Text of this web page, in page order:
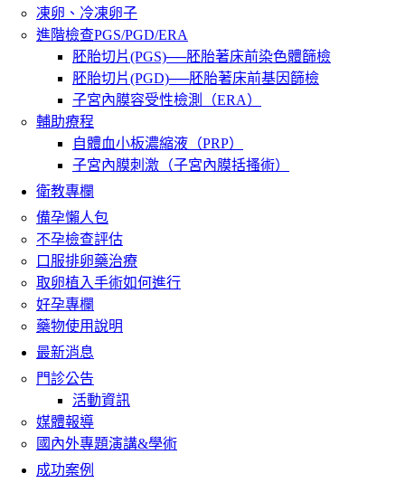
凍卵、冷凍卵子
進階檢查PGS/PGD/ERA
胚胎切片(PGS)──胚胎著床前染色體篩檢
胚胎切片(PGD)──胚胎著床前基因篩檢
子宮內膜容受性檢測（ERA）
輔助療程
自體血小板濃縮液（PRP）
子宮內膜刺激（子宮內膜括搔術）
衛教專欄
備孕懶人包
不孕檢查評估
口服排卵藥治療
取卵植入手術如何進行
好孕專欄
藥物使用說明
最新消息
門診公告
活動資訊
媒體報導
國內外專題演講&學術
成功案例